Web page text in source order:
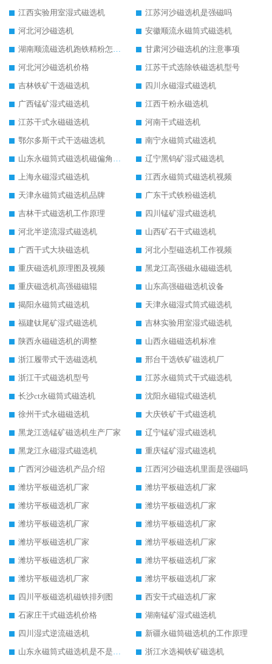
江西实验用室湿式磁选机
江苏河沙磁选机是强磁吗
河北河沙磁选机
安徽顺流永磁筒式磁选机
湖南顺流磁选机跑铁精粉怎么处理
甘肃河沙磁选机的注意事项
河北河沙磁选机价格
江苏干式选除铁磁选机型号
吉林铁矿干选磁选机
四川永磁湿式磁选机
广西锰矿湿式磁选机
江西干粉永磁选机
江苏干式永磁磁选机
河南干式磁选机
鄂尔多斯干式干选磁选机
南宁永磁筒式磁选机
山东永磁筒式磁选机磁偏角怎么调整
辽宁黑钨矿湿式磁选机
上海永磁湿式磁选机
江西永磁筒式磁选机视频
天津永磁筒式磁选机品牌
广东干式铁粉磁选机
吉林干式磁选机工作原理
四川锰矿湿式磁选机
河北半逆流湿式磁选机
山西矿石干式磁选机
广西干式大块磁选机
河北小型磁选机工作视频
重庆磁选机原理图及视频
黑龙江高强磁永磁磁选机
重庆磁选机高强磁磁辊
山东高强磁磁选机设备
揭阳永磁筒式磁选机
天津永磁湿式筒式磁选机
福建钛尾矿湿式磁选机
吉林实验用室湿式磁选机
陕西永磁磁选机的调整
山西永磁磁选机标准
浙江履带式干选磁选机
邢台干选铁矿磁选机厂
浙江干式磁选机型号
江苏永磁筒式干式磁选机
长沙ct永磁筒式磁选机
沈阳永磁辊式磁选机
徐州干式永磁磁选机
大庆铁矿干式磁选机
黑龙江选锰矿磁选机生产厂家
辽宁锰矿湿式磁选机
黑龙江永磁湿式磁选机
重庆锰矿湿式磁选机
广西河沙磁选机产品介绍
江西河沙磁选机里面是强磁吗
潍坊平板磁选机厂家
潍坊平板磁选机厂家
潍坊平板磁选机厂家
潍坊平板磁选机厂家
潍坊平板磁选机厂家
潍坊平板磁选机厂家
潍坊平板磁选机厂家
潍坊平板磁选机厂家
潍坊平板磁选机厂家
潍坊平板磁选机厂家
潍坊平板磁选机厂家
潍坊平板磁选机厂家
四川平板磁选机磁铁排列图
西安干式磁选机厂家
石家庄干式磁选机价格
湖南锰矿湿式磁选机
四川湿式逆流磁选机
新疆永磁筒磁选机的工作原理
山东永磁筒式磁选机是不是强磁
浙江水选褐铁矿磁选机